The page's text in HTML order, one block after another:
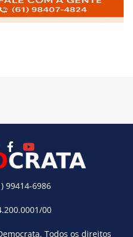
99414-6986
00
. Todos os direitos